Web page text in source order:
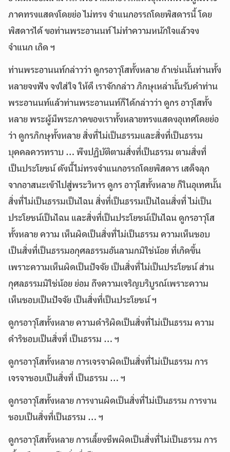
ภาคทรงแสดงโดยย่อ ไม่ทรง จำแนกอรรถโดยพิสดารนี้ โดย
พิสดารได้ ขอท่านพระอานนท์ไม่ทำความหนักใจแล้วจง
จำแนก เถิด ฯ
ท่านพระอานนท์กล่าวว่า ดูกรอาวุโสทั้งหลาย ถ้าเช่นนั้นท่านทั้ง
หลายจงฟัง จงใส่ใจ ให้ดี เราจักกล่าว ภิกษุเหล่านั้นรับคำท่าน
พระอานนท์แล้วท่านพระอานนท์ก็ได้กล่าวว่า ดูกร อาวุโสทั้ง
หลาย พระผู้มีพระภาคของเราทั้งหลายทรงแสดงอุเทศโดยย่อ
ว่า ดูกรภิกษุทั้งหลาย สิ่งที่ไม่เป็นธรรมและสิ่งที่เป็นธรรม
บุคคลควรทราบ … พึงปฏิบัติตามสิ่งที่เป็นธรรม ตามสิ่งที่
เป็นประโยชน์ ดังนี้ไม่ทรงจำแนกอรรถโดยพิสดาร เสด็จลุก
จากอาสนะเข้าไปสู่พระวิหาร ดูกร อาวุโสทั้งหลาย ก็ในอุเทศนั้น
สิ่งที่ไม่เป็นธรรมเป็นไฉน สิ่งที่เป็นธรรมเป็นไฉนสิ่งที่ ไม่เป็น
ประโยชน์เป็นไฉน และสิ่งที่เป็นประโยชน์เป็นไฉน ดูกรอาวุโส
ทั้งหลาย ความ เห็นผิดเป็นสิ่งที่ไม่เป็นธรรม ความเห็นชอบ
เป็นสิ่งที่เป็นธรรมอกุศลธรรมอันลามกมิใช่น้อย ที่เกิดขึ้น
เพราะความเห็นผิดเป็นปัจจัย เป็นสิ่งที่ไม่เป็นประโยชน์ ส่วน
กุศลธรรมมิใช่น้อย ย่อม ถึงความเจริญบริบูรณ์เพราะความ
เห็นชอบเป็นปัจจัย เป็นสิ่งที่เป็นประโยชน์ ฯ
ดูกรอาวุโสทั้งหลาย ความดำริผิดเป็นสิ่งที่ไม่เป็นธรรม ความ
ดำริชอบเป็นสิ่งที่ เป็นธรรม … ฯ
ดูกรอาวุโสทั้งหลาย การเจรจาผิดเป็นสิ่งที่ไม่เป็นธรรม การ
เจรจาชอบเป็นสิ่งที่ เป็นธรรม … ฯ
ดูกรอาวุโสทั้งหลาย การงานผิดเป็นสิ่งที่ไม่เป็นธรรม การงาน
ชอบเป็นสิ่งที่เป็นธรรม … ฯ
ดูกรอาวุโสทั้งหลาย การเลี้ยงชีพผิดเป็นสิ่งที่ไม่เป็นธรรม การ